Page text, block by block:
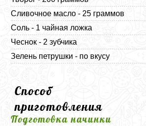
Сливочное масло - 25 граммов
Соль - 1 чайная ложка
Чеснок - 2 зубчика
Зелень петрушки - по вкусу
Способ
приготовления
Подготовка начинки